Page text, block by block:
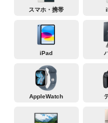
スマホ・携帯
iPad
AppleWatch